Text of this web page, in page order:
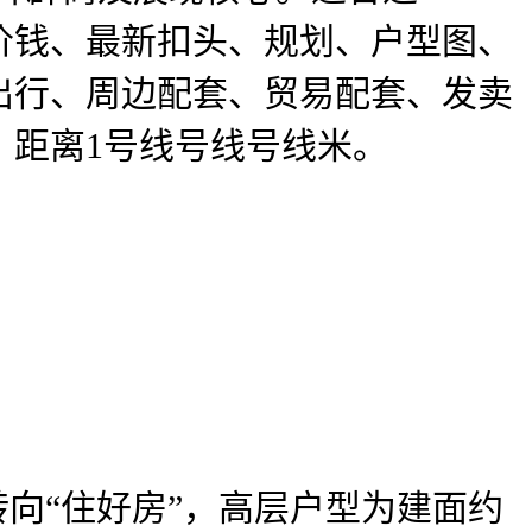
、最新扣头、规划、户型图、
、周边配套、贸易配套、发卖
离1号线号线号线米。
“住好房”，高层户型为建面约